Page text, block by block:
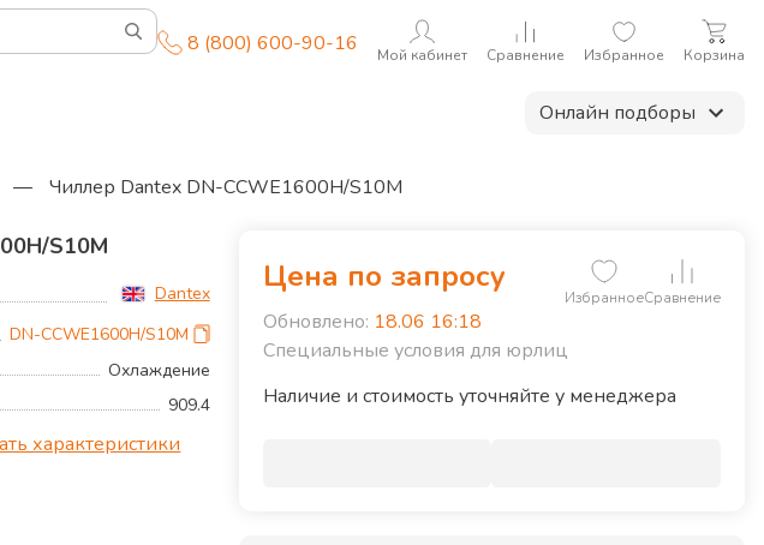
8 (800) 600-90-16 Мой кабинет Сравнение Избранное Корзина
Онлайн подборы
— Чиллер Dantex DN-CCWE1600H/S10M
S10M
Dantex
DN-CCWE1600H/S10M
Охлаждение
909.4
характеристики
Цена по запросу
ИзбранноеСравнение
Обновлено: 18.06 16:18
Специальные условия для юрлиц
Наличие и стоимость уточняйте у менеджера